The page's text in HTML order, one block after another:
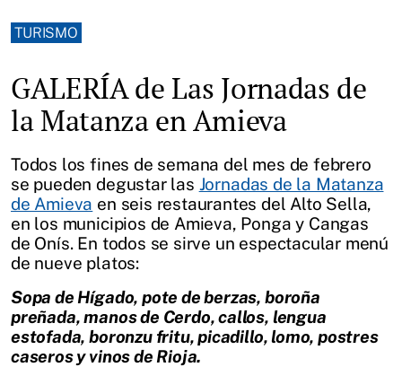
TURISMO
GALERÍA de Las Jornadas de
la Matanza en Amieva
Todos los fines de semana del mes de febrero
se pueden degustar las Jornadas de la Matanza
de Amieva en seis restaurantes del Alto Sella,
en los municipios de Amieva, Ponga y Cangas
de Onís. En todos se sirve un espectacular menú
de nueve platos:
Sopa de Hígado, pote de berzas, boroña
preñada, manos de Cerdo, callos, lengua
estofada, boronzu fritu, picadillo, lomo, postres
caseros y vinos de Rioja.